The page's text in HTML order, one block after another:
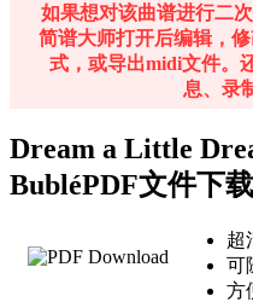
如果想对该曲谱进行二
简谱大师打开后编辑，
式，或导出midi文件。
息、录
Dream a Little
BubléPDF文件下载
超
可
方